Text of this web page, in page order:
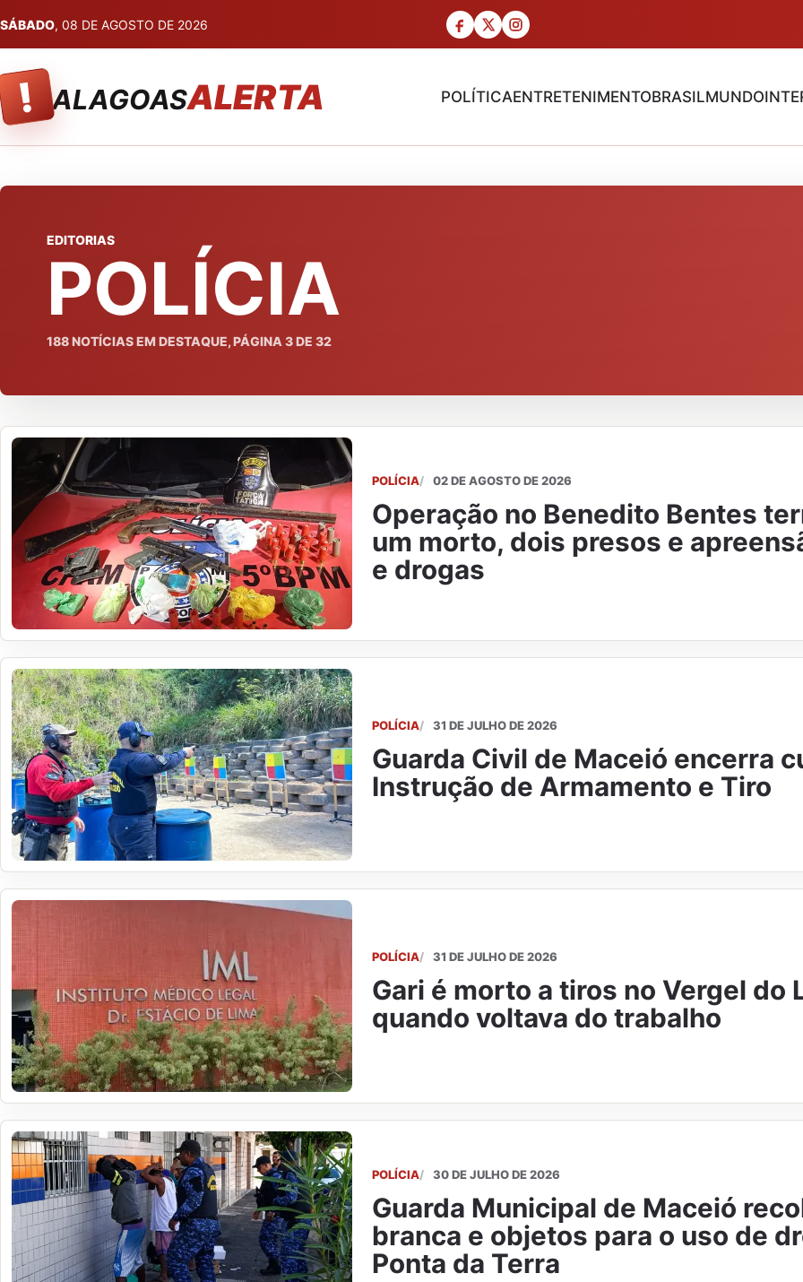
SÁBADO, 08 DE AGOSTO DE 2026
! ALAGOASALERTA POLÍTICAENTRETENIMENTOBRASILMUNDO
EDITORIAS
POLÍCIA
188NOTÍCIAS EM DESTAQUE, PÁGINA 3DE 32
POLÍCIA 02 DE AGOSTO DE 2026
Operação no Benedito Bentes
um morto, dois presos e
e drogas
POLÍCIA 31 DE JULHO DE 2026
Guarda Civil de Maceió encerra
Instrução de Armamento e Tiro
POLÍCIA 31 DE JULHO DE 2026
Gari é morto a tiros no Vergel do
quando voltava do trabalho
POLÍCIA 30 DE JULHO DE 2026
Guarda Municipal de Maceió
branca e objetos para o uso de
Ponta da Terra